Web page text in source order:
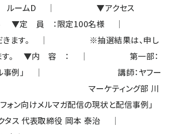
ホール ルームD │ ▼アクセス
料 ▼定 員 ：限定100名様 │
ただきます。 │ ※抽選結果は、申し
いたします。 ▼内 容 ： │ 第一部：
ォンメール事例」 │ 講師：ヤフー
本部 │ マーケティング部 川
けメルマガ配信の現状と配信事例」
ス 代表取締役 岡本 泰治 │